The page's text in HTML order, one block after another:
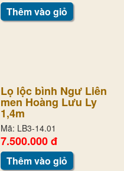
Thêm vào giỏ
Lọ lộc bình Ngư Liên
men Hoàng Lưu Ly
1,4m
Mã: LB3-14.01
7.500.000 đ
Thêm vào giỏ